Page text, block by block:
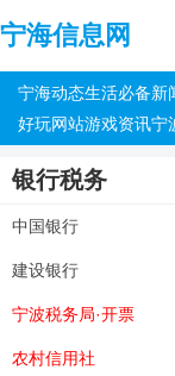
宁海信息网
宁海动态生活必备新
好玩网站游戏资讯宁
银行税务
中国银行
建设银行
宁波税务局·开票
农村信用社